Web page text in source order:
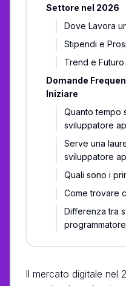
Settore nel 2026
Dove Lavora
Stipendi e
Trend e
Domande
Iniziare
Quanto tempo
sviluppatore
Serve una
sviluppatore
Quali sono i
Come trovare
Differenza tra
Il mercato digitale nel